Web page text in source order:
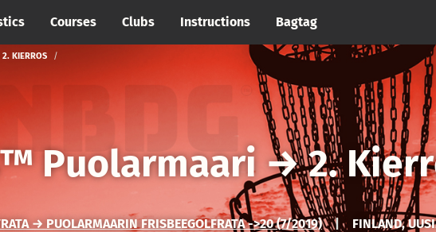
Courses Clubs Instructions Bagtag
KIERROS
Puolarmaari →2.
→ PUOLARMAARIN FRISBEEGOLFRATA ->20 (7/2019) | FINLAND,